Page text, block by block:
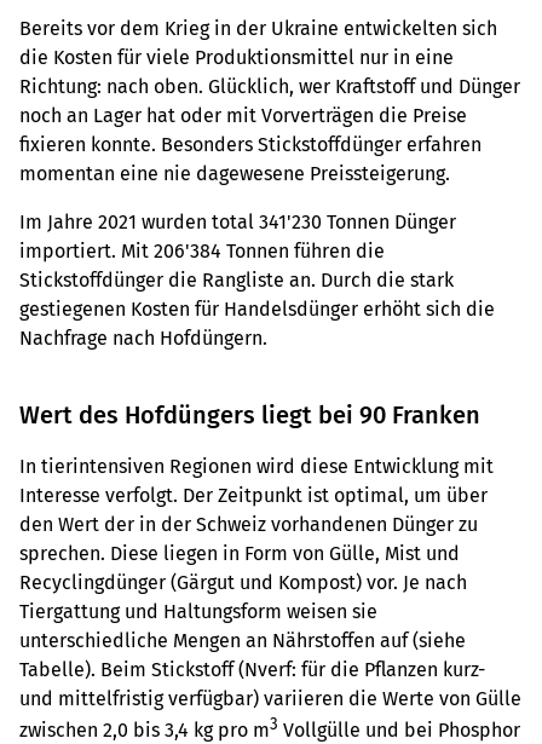
Bereits vor dem Krieg in der Ukraine entwickelten sich
die Kosten für viele Produktionsmittel nur in eine
Richtung: nach oben. Glücklich, wer Kraftstoff und Dünger
noch an Lager hat oder mit Vorverträgen die Preise
fixieren konnte. Besonders Stickstoffdünger erfahren
momentan eine nie dagewesene Preissteigerung.
Im Jahre 2021 wurden total 341'230 Tonnen Dünger
importiert. Mit 206'384 Tonnen führen die
Stickstoffdünger die Rangliste an. Durch die stark
gestiegenen Kosten für Handelsdünger erhöht sich die
Nachfrage nach Hofdüngern.
Wert des Hofdüngers liegt bei 90 Franken
In tierintensiven Regionen wird diese Entwicklung mit
Interesse verfolgt. Der Zeitpunkt ist optimal, um über
den Wert der in der Schweiz vorhandenen Dünger zu
sprechen. Diese liegen in Form von Gülle, Mist und
Recyclingdünger (Gärgut und Kompost) vor. Je nach
Tiergattung und Haltungsform weisen sie
unterschiedliche Mengen an Nährstoffen auf (siehe
Tabelle). Beim Stickstoff (Nverf: für die Pflanzen kurz-
und mittelfristig verfügbar) variieren die Werte von Gülle
zwischen 2,0 bis 3,4 kg pro m3 Vollgülle und bei Phosphor